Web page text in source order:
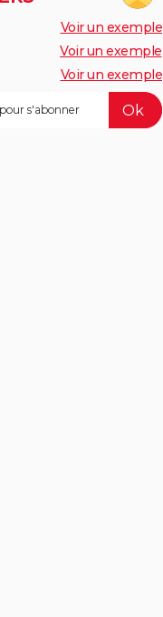
Voir un exemple
Voir un exemple
Voir un exemple